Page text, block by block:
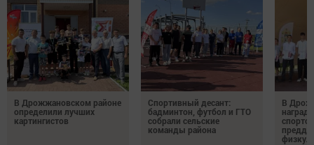
В Дрожжановском районе
определили лучших
картингистов
Спортивный десант:
бадминтон, футбол и ГТО
собрали сельские
команды района
В